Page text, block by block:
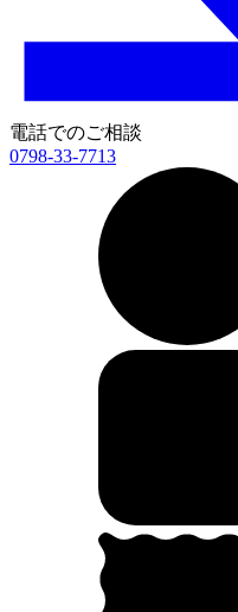
電話でのご相談
0798-33-7713